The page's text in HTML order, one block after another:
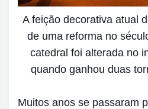
A feição decorativa atual
de uma reforma no
catedral foi alterada no
quando ganhou duas
Muitos anos se passaram